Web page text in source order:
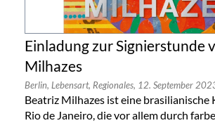
Einladung zur Signierstunde
Milhazes
Berlin, Lebensart, Regionales, 12. September
Beatriz Milhazes ist eine brasilianische
Rio de Janeiro, die vor allem durch